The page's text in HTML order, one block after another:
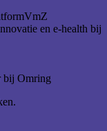
en e-health bij
bij Omring